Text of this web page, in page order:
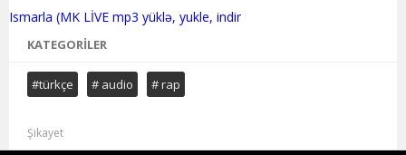
KATEGORILER
#türkçe # audio # rap
Şikayet